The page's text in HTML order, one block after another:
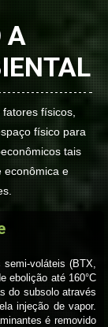
A
físicos,
físico para
tais
econômica e
voláteis (BTX,
ebolição até 160°C
do subsolo através
injeção de vapor.
é removido